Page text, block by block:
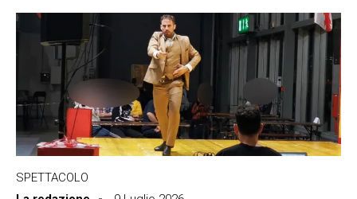
SPETTACOLO